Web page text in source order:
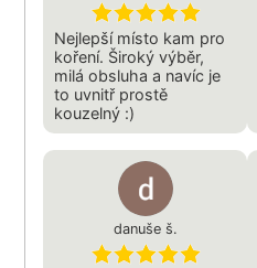
Nejlepší místo kam pro
koření. Široký výběr,
milá obsluha a navíc je
to uvnitř prostě
kouzelný :)
danuše š.